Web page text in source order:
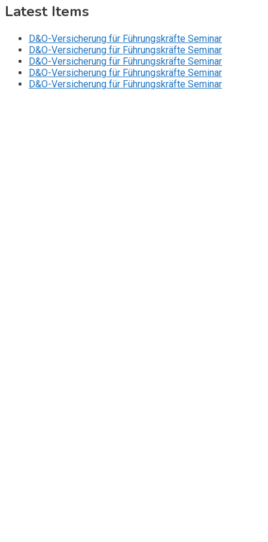
Latest Items
D&O-Versicherung für Führungskräfte Seminar
D&O-Versicherung für Führungskräfte Seminar
D&O-Versicherung für Führungskräfte Seminar
D&O-Versicherung für Führungskräfte Seminar
D&O-Versicherung für Führungskräfte Seminar